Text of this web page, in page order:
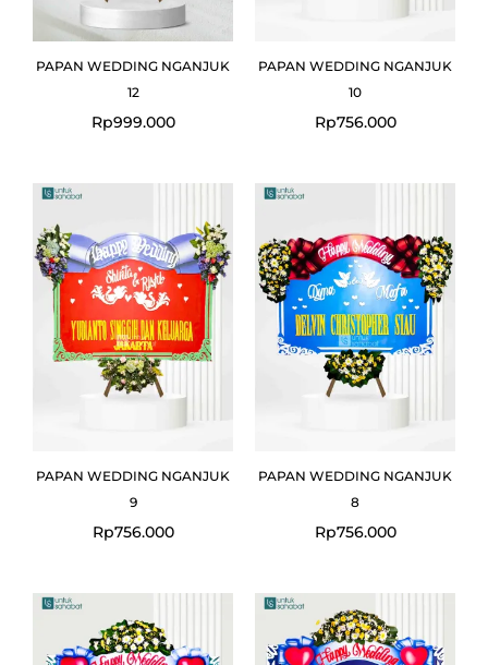
PAPAN WEDDING NGANJUK
12
Rp999.000
PAPAN WEDDING NGANJUK
10
Rp756.000
PAPAN WEDDING NGANJUK
9
Rp756.000
PAPAN WEDDING NGANJUK
8
Rp756.000